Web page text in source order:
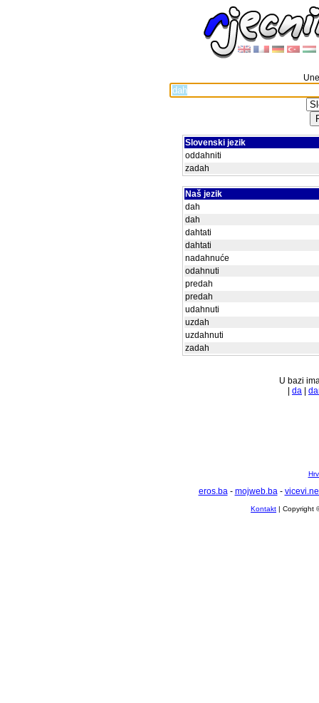
Slovenski jezik
oddahniti
zadah
Naš jezik
dah
dah
dahtati
dahtati
nadahnuće
odahnuti
predah
predah
udahnuti
uzdah
uzdahnuti
zadah
U bazi
da
eros.ba- mojweb.ba-
Kontakt | Copyright